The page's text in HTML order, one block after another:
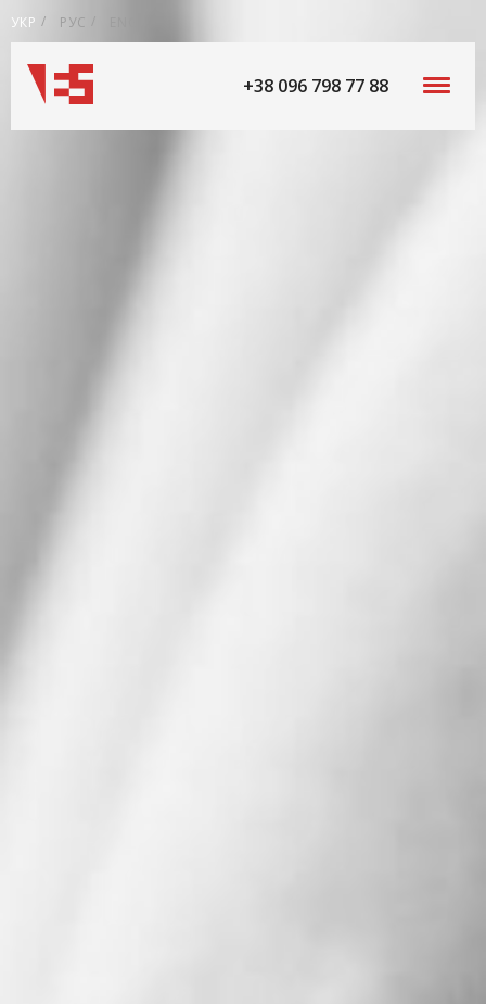
УКР РУС
+38 096 798 77 88